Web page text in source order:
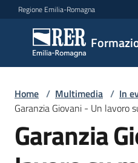
Vai al contenuto
Vai alla navigazione
Vai al footer
Regione Emilia-Romagna
Formazione
e lavoro
Argomenti
Novità
Home / Multimedia / In
Garanzia Giovani - Un lavoro
Garanzia